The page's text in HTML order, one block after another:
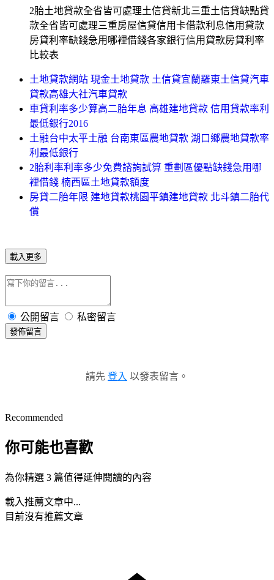
2胎土地貸款全省皆可處理土信貸新北三重土信貸缺點貸
款全省皆可處理三重房屋信貸信用卡借款利息信用貸款
房貸利率缺錢急用哪裡借錢各家銀行信用貸款房貸利率
比較表
土地貸款網站 現金土地貸款 土信貸宜蘭羅東土信貸汽車
貸款高雄大社汽車貸款
車貸利率多少算高二胎年息 高雄建地貸款 信用貸款率利
最低銀行2016
土融台中太平土融 台南東區農地貸款 湖口鄉農地貸款率
利最低銀行
2胎利率利率多少免費諮詢試算 重劃區優點缺錢急用哪
裡借錢 楠西區土地貸款額度
房貸二胎年限 建地貸款桃園平鎮建地貸款 北斗鎮二胎代
償
載入更多
公開留言 私密留言
發佈留言
請先 登入 以發表留言。
Recommended
你可能也喜歡
為你精選 3 篇值得延伸閱讀的內容
載入推薦文章中...
目前沒有推薦文章